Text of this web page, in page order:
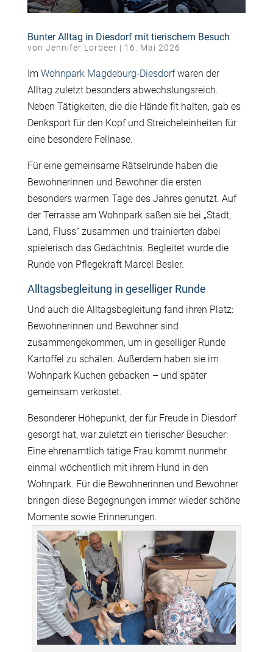
Bunter Alltag in Diesdorf mit tierischem Besuch
von Jennifer Lorbeer | 16. Mai 2026
Im Wohnpark Magdeburg-Diesdorfwaren der
Alltag zuletzt besonders abwechslungsreich.
Neben Tätigkeiten, die die Hände fit halten, gab es
Denksport für den Kopf und Streicheleinheiten für
eine besondere Fellnase.
Für eine gemeinsame Rätselrunde haben die
Bewohnerinnen und Bewohner die ersten
besonders warmen Tage des Jahres genutzt. Auf
der Terrasse am Wohnpark saßen sie bei „Stadt,
Land, Fluss“ zusammen und trainierten dabei
spielerisch das Gedächtnis. Begleitet wurde die
Runde von Pflegekraft Marcel Besler.
Alltagsbegleitung in geselliger Runde
Und auch die Alltagsbegleitung fand ihren Platz:
Bewohnerinnen und Bewohner sind
zusammengekommen, um in geselliger Runde
Kartoffel zu schälen. Außerdem haben sie im
Wohnpark Kuchen gebacken – und später
gemeinsam verkostet.
Besonderer Höhepunkt, der für Freude in Diesdorf
gesorgt hat, war zuletzt ein tierischer Besucher:
Eine ehrenamtlich tätige Frau kommt nunmehr
einmal wöchentlich mit ihrem Hund in den
Wohnpark. Für die Bewohnerinnen und Bewohner
bringen diese Begegnungen immer wieder schöne
Momente sowie Erinnerungen.